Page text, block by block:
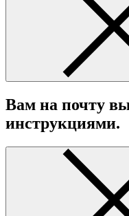
Вам на почту
инструкциями.